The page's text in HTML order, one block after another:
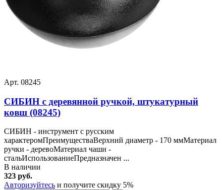
Арт. 08245
СИБИН с деревянной ручкой, штукатурный
ковш (08245)
СИБИН - инструмент с русским
характеромПреимуществаВерхний диаметр - 170 ммМатериал
ручки - деревоМатериал чаши -
стальИспользованиеПредназначен ...
В наличии
323 руб.
Авторизуйтесь и получите скидку 5%